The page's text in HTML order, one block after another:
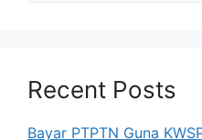
Recent Posts
Bayar PTPTN Guna